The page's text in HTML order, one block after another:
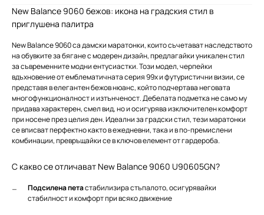
New Balance 9060 бежов: икона на градския стил в
приглушена палитра
New Balance 9060 са дамски маратонки, които съчетават наследството
на обувките за бягане с модерен дизайн, предлагайки уникален стил
за съвременните модни ентусиастки. Този модел, черпейки
вдъхновение от емблематичната серия 99x и футуристични визии, се
представя в елегантен бежов нюанс, който подчертава неговата
многофункционалност и изтънченост. Дебелата подметка не само му
придава характерен, смел вид, но и осигурява изключителен комфорт
при носене през целия ден. Идеални за градски стил, тези маратонки
се вписват перфектно както в ежедневни, така и в по-премислени
комбинации, превръщайки се в ключов елемент от гардероба.
С какво се отличават New Balance 9060 U90605GN?
Подсилена петастабилизира стъпалото, осигурявайки
стабилност и комфорт при всяко движение